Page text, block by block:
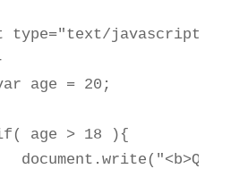
type="text/javascript">
age = 20;
age > 18 ){